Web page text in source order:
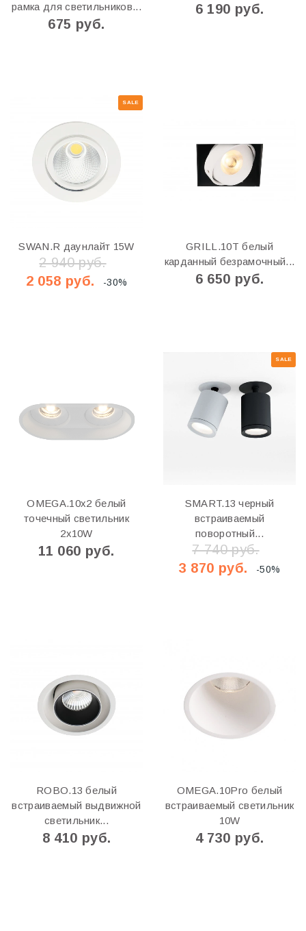
рамка для светильников...
675 руб.
6 190 руб.
SALE
SWAN.R даунлайт 15W
2 940 руб.
2 058 руб.
-30%
GRILL.10T белый
карданный безрамочный...
6 650 руб.
OMEGA.10х2 белый
точечный светильник
2x10W
11 060 руб.
SALE
SMART.13 черный
встраиваемый
поворотный...
7 740 руб.
3 870 руб.
-50%
ROBO.13 белый
встраиваемый выдвижной
светильник...
8 410 руб.
OMEGA.10Pro белый
встраиваемый светильник
10W
4 730 руб.